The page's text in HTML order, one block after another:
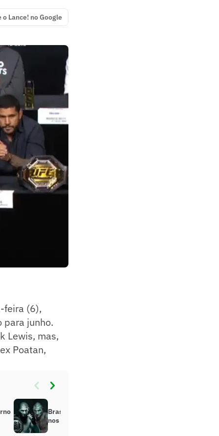
o Lance! no Google
feira (6),
para junho.
Lewis, mas,
Poatan,
Brasileiro revela ‘clima de guerra’
nos bastidores antes do UFC 328